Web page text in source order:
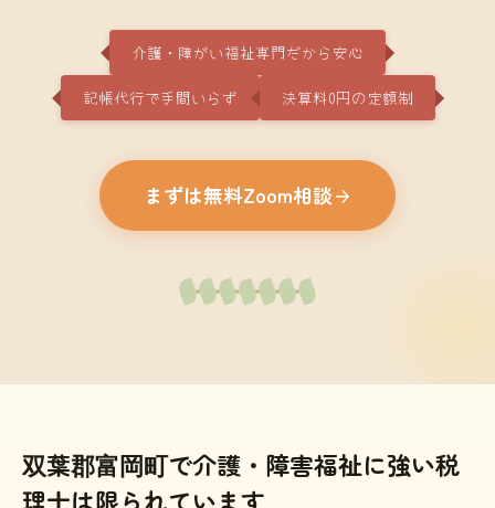
介護・障がい福祉専門だから安心
記帳代行で手間いらず 決算料0円の定額制
まずは無料Zoom相談
双葉郡富岡町で介護・障害福祉に強い税
理士は限られています